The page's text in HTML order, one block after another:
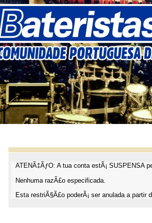
ATENÃ‡ÃƒO: A tua conta estÃ¡ SUSPENSA
Nenhuma razÃ£o especificada.
Esta restriÃ§Ã£o poderÃ¡ ser anulada a partir